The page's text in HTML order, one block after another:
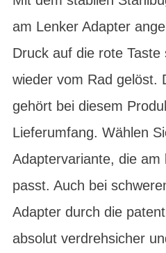
am Lenker Adapter
Druck auf die rote Taste
wieder vom Rad gelöst.
gehört bei diesem
Lieferumfang. Wählen
Adaptervariante, die am
passt. Auch bei
Adapter durch die
absolut verdrehsicher